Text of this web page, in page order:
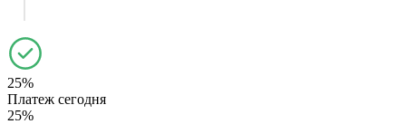
25%
Платеж сегодня
25%